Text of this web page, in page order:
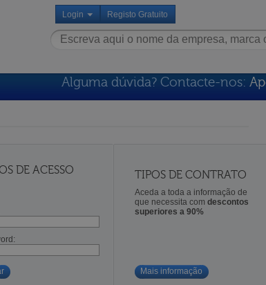
Login Registo Gratuito
Alguma dúvida? Contacte-nos:
DE ACESSO TIPOS DE CONTRATO
Aceda a toda a informação de
que necessita comdescontos
superiores a 90%
Mais informação